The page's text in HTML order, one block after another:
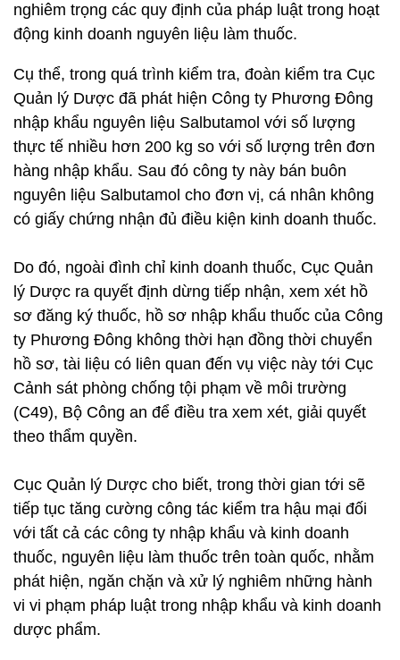
nghiêm trọng các quy định của pháp luật trong hoạt
động kinh doanh nguyên liệu làm thuốc.
Cụ thể, trong quá trình kiểm tra, đoàn kiểm tra Cục
Quản lý Dược đã phát hiện Công ty Phương Đông
nhập khẩu nguyên liệu Salbutamol với số lượng
thực tế nhiều hơn 200 kg so với số lượng trên đơn
hàng nhập khẩu. Sau đó công ty này bán buôn
nguyên liệu Salbutamol cho đơn vị, cá nhân không
có giấy chứng nhận đủ điều kiện kinh doanh thuốc.
Do đó, ngoài đình chỉ kinh doanh thuốc, Cục Quản
lý Dược ra quyết định dừng tiếp nhận, xem xét hồ
sơ đăng ký thuốc, hồ sơ nhập khẩu thuốc của Công
ty Phương Đông không thời hạn đồng thời chuyển
hồ sơ, tài liệu có liên quan đến vụ việc này tới Cục
Cảnh sát phòng chống tội phạm về môi trường
(C49), Bộ Công an để điều tra xem xét, giải quyết
theo thẩm quyền.
Cục Quản lý Dược cho biết, trong thời gian tới sẽ
tiếp tục tăng cường công tác kiểm tra hậu mại đối
với tất cả các công ty nhập khẩu và kinh doanh
thuốc, nguyên liệu làm thuốc trên toàn quốc, nhằm
phát hiện, ngăn chặn và xử lý nghiêm những hành
vi vi phạm pháp luật trong nhập khẩu và kinh doanh
dược phẩm.